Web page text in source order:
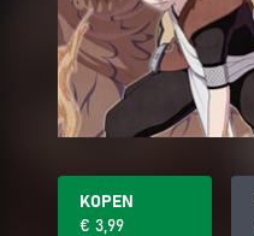
KOPEN
€ 3,99